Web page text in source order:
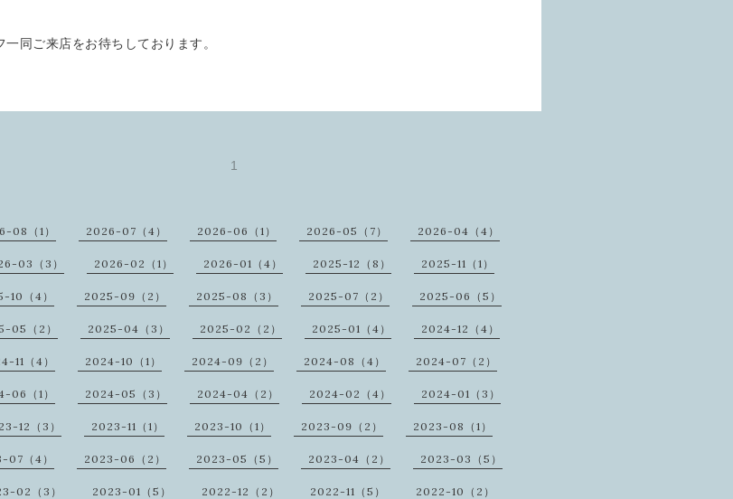
一同ご来店をお待ちしております。
1
08（1） 2026-07（4） 2026-06（1） 2026-05（7） 2026-04（4）
03（3） 2026-02（1） 2026-01（4） 2025-12（8） 2025-11（1）
10（4） 2025-09（2） 2025-08（3） 2025-07（2） 2025-06（5）
05（2） 2025-04（3） 2025-02（2） 2025-01（4） 2024-12（4）
11（4） 2024-10（1） 2024-09（2） 2024-08（4） 2024-07（2）
06（1） 2024-05（3） 2024-04（2） 2024-02（4） 2024-01（3）
12（3） 2023-11（1） 2023-10（1） 2023-09（2） 2023-08（1）
07（4） 2023-06（2） 2023-05（5） 2023-04（2） 2023-03（5）
02（3） 2023-01（5） 2022-12（2） 2022-11（5） 2022-10（2）